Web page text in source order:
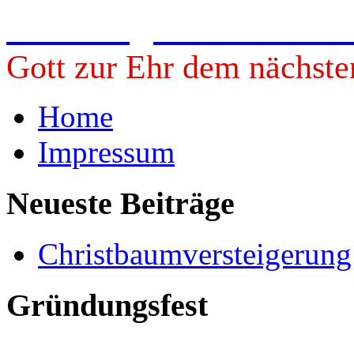
Gott zur Ehr dem
Home
Impressum
Neueste Beiträge
Gründungsfest